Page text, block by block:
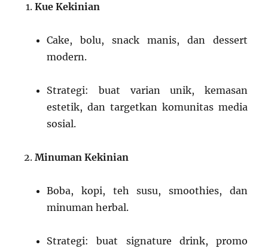
Kue Kekinian
Cake, bolu, snack manis, dan dessert
modern.
Strategi: buat varian unik, kemasan
estetik, dan targetkan komunitas media
sosial.
Minuman Kekinian
Boba, kopi, teh susu, smoothies, dan
minuman herbal.
Strategi: buat signature drink, promo